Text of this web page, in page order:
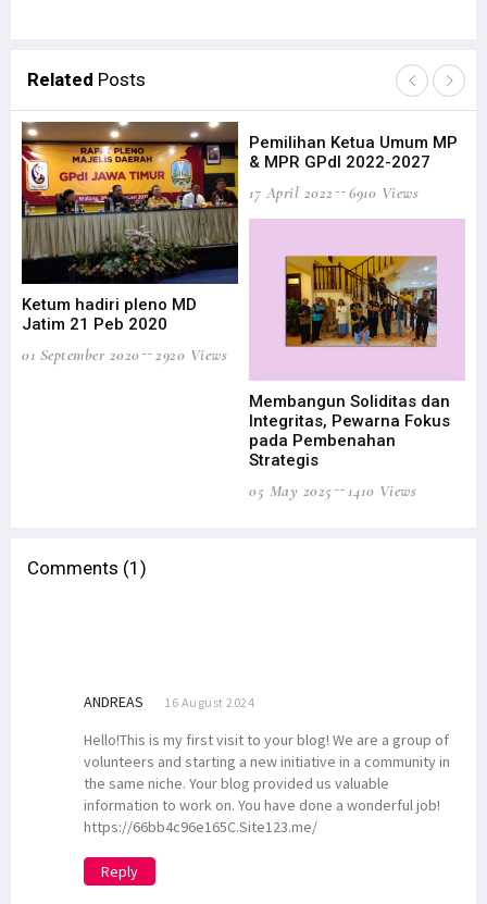
Related Posts
Ketum hadiri pleno MD
Jatim 21 Peb 2020
01 September 2020
2920 Views
Pemilihan Ketua Umum MP
& MPR GPdI 2022-2027
17 April 2022
6910 Views
Membangun Soliditas dan
Integritas, Pewarna Fokus
pada Pembenahan
Strategis
05 May 2025
1410 Views
Comments (1)
ANDREAS 16 August 2024
Hello!This is my first visit to your blog! We are a group of
volunteers and starting a new initiative in a community in
the same niche. Your blog provided us valuable
information to work on. You have done a wonderful job!
https://66bb4c96e165C.Site123.me/
Reply